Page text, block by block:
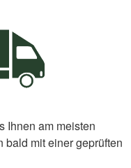
Ihnen am meisten
bald mit einer geprüften